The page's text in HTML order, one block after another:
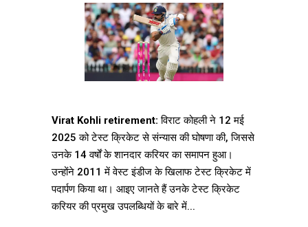
Virat Kohli retirement: विराट कोहली ने 12 मई
2025 को टेस्ट क्रिकेट से संन्यास की घोषणा की, जिससे
उनके 14 वर्षों के शानदार करियर का समापन हुआ।
उन्होंने 2011 में वेस्ट इंडीज के खिलाफ टेस्ट क्रिकेट में
पदार्पण किया था। आइए जानते हैं उनके टेस्ट क्रिकेट
करियर की प्रमुख उपलब्धियों के बारे में...